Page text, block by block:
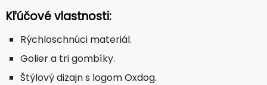
Kľúčové vlastnosti:
Rýchloschnúci materiál.
Golier a tri gombíky.
Štýlový dizajn s logom Oxdog.